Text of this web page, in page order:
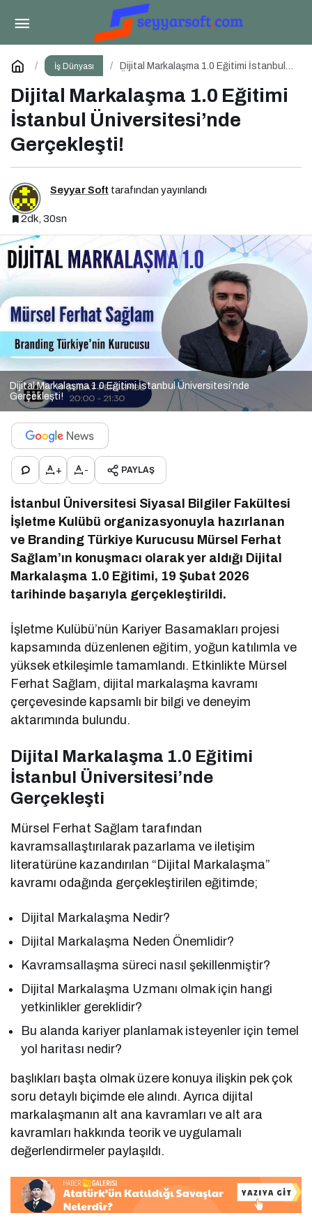
İş Dünyası
Dijital Markalaşma 1.0 Eğitimi İstanbul
Dijital Markalaşma 1.0 Eğitimi
İstanbul Üniversitesi’nde
Gerçekleşti!
Seyyar Soft tarafından yayınlandı
2dk, 30sn
Dijital Markalaşma 1.0 Eğitimi İstanbul Üniversitesi’nde
Gerçekleşti!
+ - PAYLAŞ
İstanbul Üniversitesi Siyasal Bilgiler Fakültesi
İşletme Kulübü organizasyonuyla hazırlanan
ve Branding Türkiye Kurucusu Mürsel Ferhat
Sağlam’ın konuşmacı olarak yer aldığı Dijital
Markalaşma 1.0 Eğitimi, 19 Şubat 2026
tarihinde başarıyla gerçekleştirildi.
İşletme Kulübü’nün Kariyer Basamakları projesi
kapsamında düzenlenen eğitim, yoğun katılımla ve
yüksek etkileşimle tamamlandı. Etkinlikte Mürsel
Ferhat Sağlam, dijital markalaşma kavramı
çerçevesinde kapsamlı bir bilgi ve deneyim
aktarımında bulundu.
Dijital Markalaşma 1.0 Eğitimi
İstanbul Üniversitesi’nde
Gerçekleşti
Mürsel Ferhat Sağlam tarafından
kavramsallaştırılarak pazarlama ve iletişim
literatürüne kazandırılan “Dijital Markalaşma”
kavramı odağında gerçekleştirilen eğitimde;
Dijital Markalaşma Nedir?
Dijital Markalaşma Neden Önemlidir?
Kavramsallaşma süreci nasıl şekillenmiştir?
Dijital Markalaşma Uzmanı olmak için hangi
yetkinlikler gereklidir?
Bu alanda kariyer planlamak isteyenler için temel
yol haritası nedir?
başlıkları başta olmak üzere konuya ilişkin pek çok
soru detaylı biçimde ele alındı. Ayrıca dijital
markalaşmanın alt ana kavramları ve alt ara
kavramları hakkında teorik ve uygulamalı
değerlendirmeler paylaşıldı.
IT Forum CxO 2026 İçin Geri Sayım!
Yorum Yap